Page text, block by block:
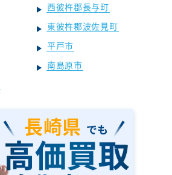
西彼杵郡長与町
東彼杵郡波佐見町
平戸市
南島原市
長崎県